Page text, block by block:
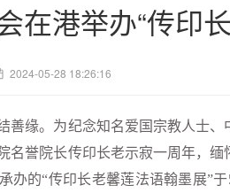
在港举办“传印
2024-05-28 18:26:16
缘。为纪念知名爱国宗教人士、
名誉院长传印长老示寂一周年，
办的“传印长老馨莲法语翰墨展”